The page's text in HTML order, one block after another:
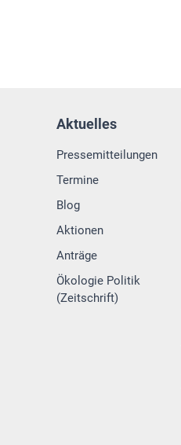
Aktuelles
Pressemitteilungen
Termine
Blog
Aktionen
Anträge
Ökologie Politik
(Zeitschrift)